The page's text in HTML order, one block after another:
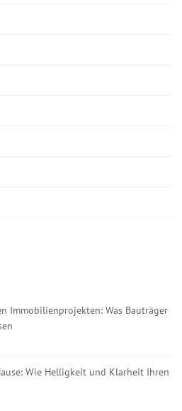
Immobilienprojekten: Was Bauträger
Wie Helligkeit und Klarheit Ihren